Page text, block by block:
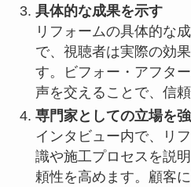
具体的な成果を示す
リフォームの具体的な
で、視聴者は実際の効
す。ビフォー・アフタ
声を交えることで、信
専門家としての立場を
インタビュー内で、リ
識や施工プロセスを説
頼性を高めます。顧客